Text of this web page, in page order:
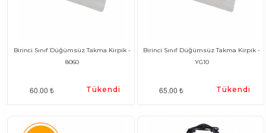
Birinci Sınıf Düğümsüz Takma Kirpik -
8060
60.00 ₺ Tükendi
Birinci Sınıf Düğümsüz Takma Kirpik -
YG10
65.00 ₺ Tükendi